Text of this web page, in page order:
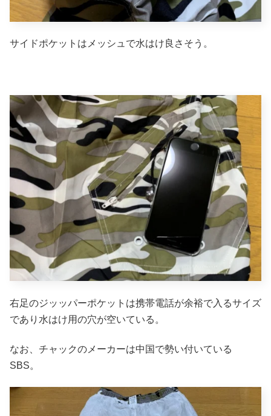
サイドポケットはメッシュで水はけ良さそう。
右足のジッッパーポケットは携帯電話が余裕で入るサイズ
であり水はけ用の穴が空いている。
なお、チャックのメーカーは中国で勢い付いている
SBS。